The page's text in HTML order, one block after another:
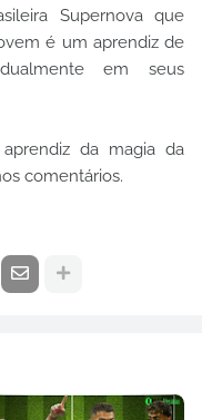
Supernova que
é um aprendiz de
em seus
da magia da
comentários.